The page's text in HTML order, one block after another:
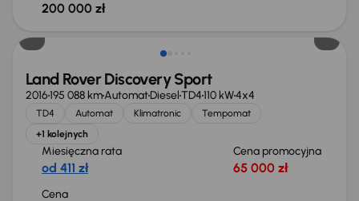
200 000 zł
Land Rover Discovery Sport
2016195 088 kmAutomatDieselTD4110 kW4x4
TD4 Automat Klimatronic
Tempomat
+1 kolejnych
Miesięczna rata
od 411 zł
Cena promocyjna
65 000 zł
Cena